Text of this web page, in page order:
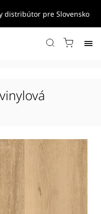
distribútor pre Slovensko
Plank